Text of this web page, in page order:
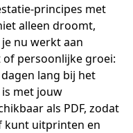
principes met
alleen droomt,
nu werkt aan
persoonlijke groei:
lang bij het
met jouw
als PDF, zodat
kunt uitprinten en